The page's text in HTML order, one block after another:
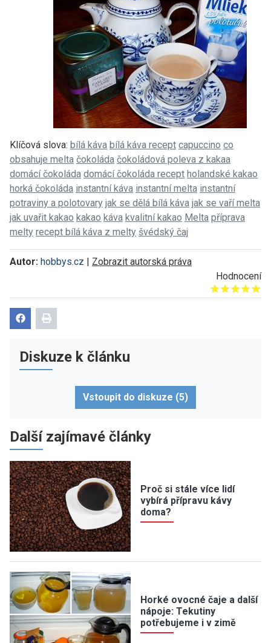
Klíčová slova: bílá káva bílá káva recept capuccino co
obsahuje melta čokoláda čokoládová poleva z kakaa
domácí čokoláda domácí čokoláda recept holandské kakao
horká čokoláda instantní káva instantní melta instantní
potraviny a polotovary jak se dělá bílá káva jak se vaří melta
jak uvařit kakao kakao káva kvalitní kakao Melta příprava
melty recept bílá káva z melty švédský čaj
Autor: hobbys.cz | Zobrazit autorská práva
Hodnocení
Give it 1/5
Give it 2/5
Give it 3/5
Give it 4/5
Give it 5/5
Diskuze k článku
Vstoupit do diskuze (5)
Další zajímavé články
Proč si stále více lidí
vybírá přípravu kávy
doma?
Horké ovocné čaje a další
nápoje: Tekutiny
potřebujeme i v zimě